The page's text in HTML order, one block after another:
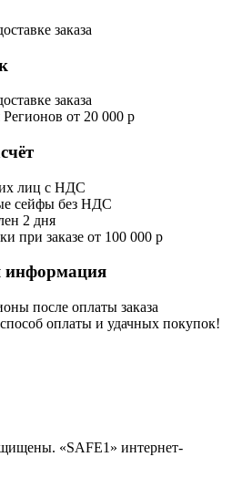
заказа
заказа
Регионов от 20 000 р
лиц с НДС
сейфы без НДС
2 дня
при заказе от 100 000 р
информация
после оплаты заказа
оплаты и удачных покупок!
«SAFE1» интернет-